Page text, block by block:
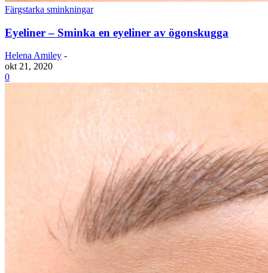
Färgstarka sminkningar
Eyeliner – Sminka en eyeliner av ögonskugga
Helena Amiley -
okt 21, 2020
0